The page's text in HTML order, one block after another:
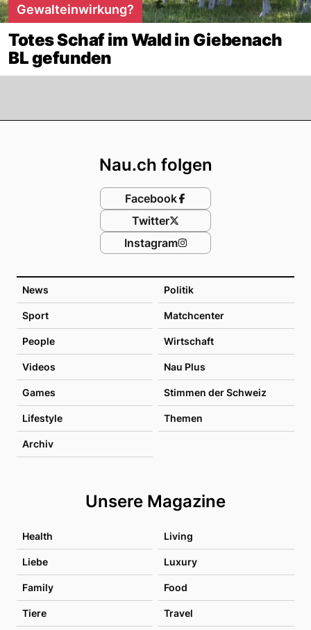
Gewalteinwirkung?
Totes Schaf im Wald in Giebenach
BL gefunden
News Politik
Sport Matchcenter
People Wirtschaft
Videos Nau Plus
Games Stimmen der Schweiz
Lifestyle Themen
Archiv
Unsere Magazine
Health Living
Liebe Luxury
Family Food
Tiere Travel
Nau.ch folgen
Facebook
Twitter
Instagram